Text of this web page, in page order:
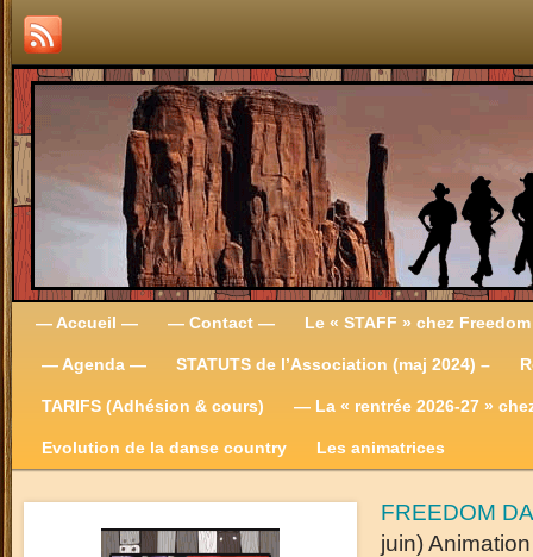
— Accueil — — Contact — Le « STAFF » chez Freedom
— Agenda — STATUTS de l’Association (maj 2024) –
TARIFS (Adhésion & cours) — La « rentrée 2026-27 »
Evolution de la danse country Les animatrices
FREEDOM
juin)